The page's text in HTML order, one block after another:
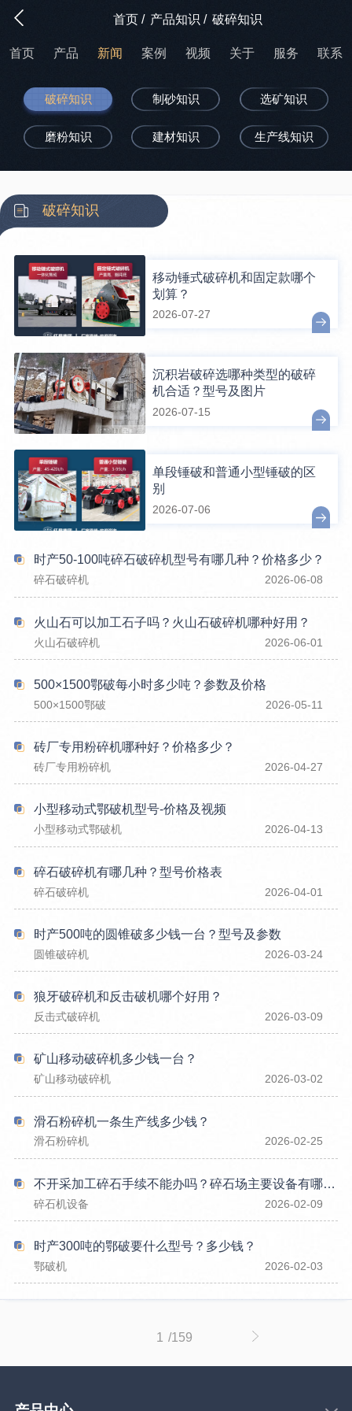
首页/ 产品知识 / 破碎知识
首页 产品 新闻 案例 视频 关于 服务 联系
破碎知识 制砂知识 选矿知识
磨粉知识 建材知识 生产线知识
破碎知识
移动锤式破碎机和固定款哪个
划算？
2026-07-27
沉积岩破碎选哪种类型的破碎
机合适？型号及图片
2026-07-15
单段锤破和普通小型锤破的区
别
2026-07-06
时产50-100吨碎石破碎机型号有哪几种？价格多少？
碎石破碎机 2026-06-08
火山石可以加工石子吗？火山石破碎机哪种好用？
火山石破碎机 2026-06-01
500×1500鄂破每小时多少吨？参数及价格
500×1500鄂破 2026-05-11
砖厂专用粉碎机哪种好？价格多少？
砖厂专用粉碎机 2026-04-27
小型移动式鄂破机型号-价格及视频
小型移动式鄂破机 2026-04-13
碎石破碎机有哪几种？型号价格表
碎石破碎机 2026-04-01
时产500吨的圆锥破多少钱一台？型号及参数
圆锥破碎机 2026-03-24
狼牙破碎机和反击破机哪个好用？
反击式破碎机 2026-03-09
矿山移动破碎机多少钱一台？
矿山移动破碎机 2026-03-02
滑石粉碎机一条生产线多少钱？
滑石粉碎机 2026-02-25
不开采加工碎石手续不能办吗？碎石场主要设备有哪些？
碎石机设备 2026-02-09
时产300吨的鄂破要什么型号？多少钱？
鄂破机 2026-02-03
1 /159